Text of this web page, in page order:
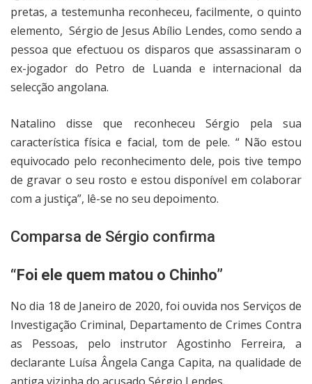
pretas, a testemunha reconheceu, facilmente, o quinto
elemento, Sérgio de Jesus Abílio Lendes, como sendo a
pessoa que efectuou os disparos que assassinaram o
ex-jogador do Petro de Luanda e internacional da
selecção angolana.
Natalino disse que reconheceu Sérgio pela sua
característica física e facial, tom de pele. “ Não estou
equivocado pelo reconhecimento dele, pois tive tempo
de gravar o seu rosto e estou disponível em colaborar
com a justiça”, lê-se no seu depoimento.
Comparsa de Sérgio confirma
“Foi ele quem matou o Chinho”
No dia 18 de Janeiro de 2020, foi ouvida nos Serviços de
Investigação Criminal, Departamento de Crimes Contra
as Pessoas, pelo instrutor Agostinho Ferreira, a
declarante Luísa Ângela Canga Capita, na qualidade de